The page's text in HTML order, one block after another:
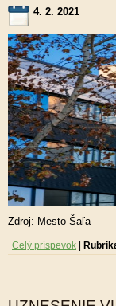
4. 2. 2021
Zdroj: Mesto Šaľa
Celý príspevok